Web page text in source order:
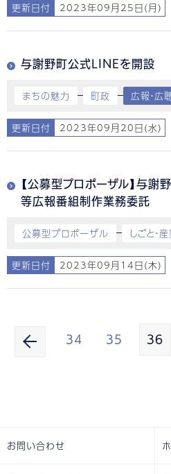
更新日付 2023年09月25日(月)
与謝野町公式LINEを開設
まちの魅力 町政 広報・広
更新日付 2023年09月20日(水)
【公募型プロポーザル】与謝
等広報番組制作業務委託
公募型プロポーザル しごと・
更新日付 2023年09月14日(木)
34 35 36
お問い合わせ